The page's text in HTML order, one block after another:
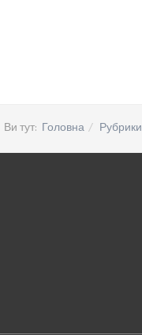
Ви тут: Головна Рубрики